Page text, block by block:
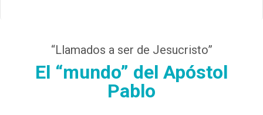
“Llamados a ser de Jesucristo”
El “mundo” del Apóstol
Pablo